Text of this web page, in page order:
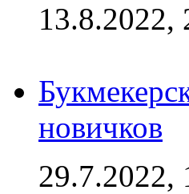
13.8.2022,
новичков
29.7.2022,